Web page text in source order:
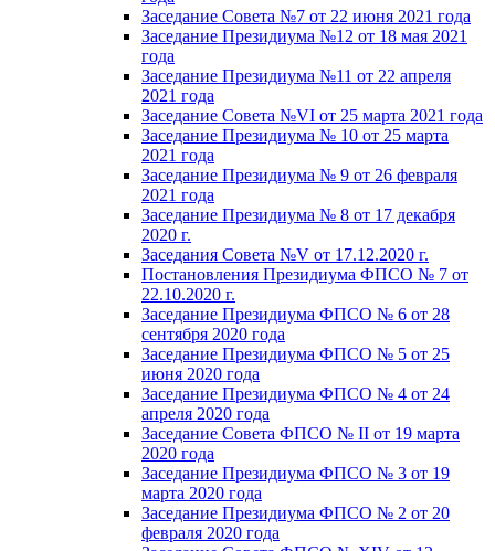
Заседание Совета №7 от 22 июня 2021 года
Заседание Президиума №12 от 18 мая 2021
года
Заседание Президиума №11 от 22 апреля
2021 года
Заседание Совета №VI от 25 марта 2021 года
Заседание Президиума № 10 от 25 марта
2021 года
Заседание Президиума № 9 от 26 февраля
2021 года
Заседание Президиума № 8 от 17 декабря
2020 г.
Заседания Совета №V от 17.12.2020 г.
Постановления Президиума ФПСО № 7 от
22.10.2020 г.
Заседание Президиума ФПСО № 6 от 28
сентября 2020 года
Заседание Президиума ФПСО № 5 от 25
июня 2020 года
Заседание Президиума ФПСО № 4 от 24
апреля 2020 года
Заседание Совета ФПСО № II от 19 марта
2020 года
Заседание Президиума ФПСО № 3 от 19
марта 2020 года
Заседание Президиума ФПСО № 2 от 20
февраля 2020 года